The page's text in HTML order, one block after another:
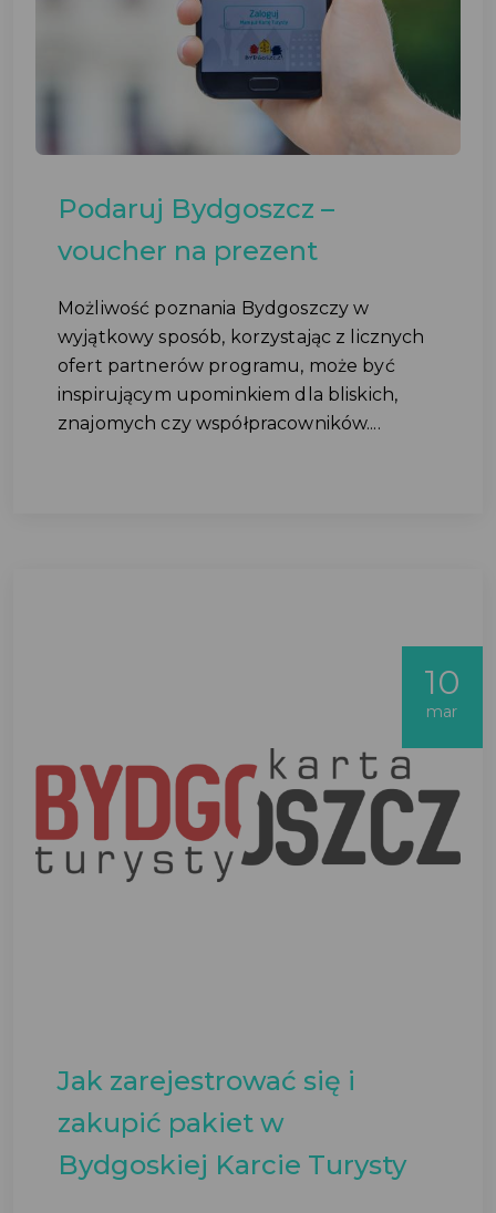
Podaruj Bydgoszcz –
voucher na prezent
Możliwość poznania Bydgoszczy w
wyjątkowy sposób, korzystając z licznych
ofert partnerów programu, może być
inspirującym upominkiem dla bliskich,
znajomych czy współpracowników....
10
mar
Jak zarejestrować się i
zakupić pakiet w
Bydgoskiej Karcie Turysty